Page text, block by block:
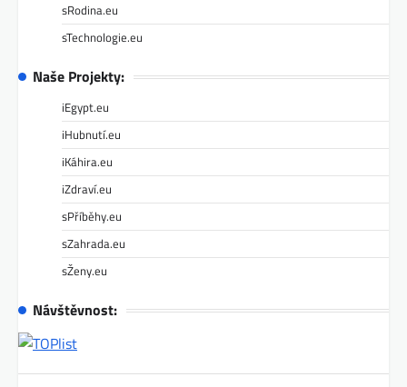
sRodina.eu
sTechnologie.eu
Naše Projekty:
iEgypt.eu
iHubnutí.eu
iKáhira.eu
iZdraví.eu
sPříběhy.eu
sZahrada.eu
sŽeny.eu
Návštěvnost: